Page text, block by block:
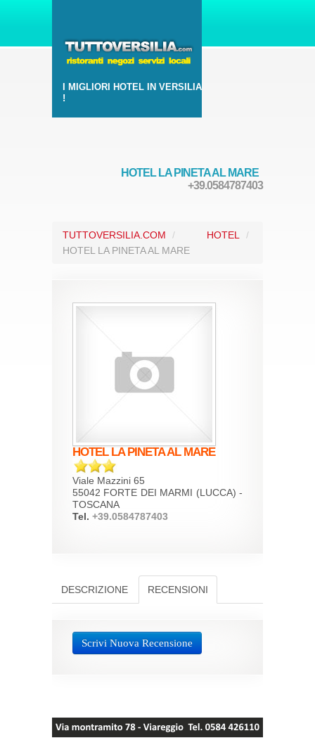
I MIGLIORI HOTEL IN VERSILIA
!
HOTEL LA PINETA AL MARE
+39.0584787403
TUTTOVERSILIA.COM / HOTEL
/
HOTEL LA PINETA AL MARE
HOTEL LA PINETA AL MARE
Viale Mazzini 65
55042 FORTE DEI MARMI (LUCCA) -
TOSCANA
Tel. +39.0584787403
DESCRIZIONE RECENSIONI
Scrivi Nuova Recensione